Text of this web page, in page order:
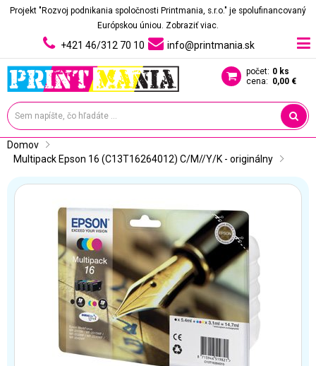
Projekt "Rozvoj podnikania spoločnosti Printmania, s.r.o." je spolufinancovaný
Európskou úniou. Zobraziť viac.
+421 46/312 70 10 info@printmania.sk
počet: 0 ks
cena: 0,00 €
Domov
Multipack Epson 16 (C13T16264012) C/M//Y/K - originálny